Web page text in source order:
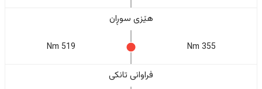
هێزی سوڕان
355 Nm
519 Nm
فراوانی تانکی